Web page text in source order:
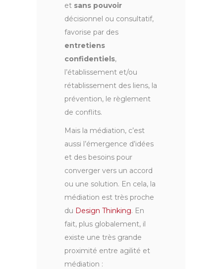
et sans pouvoir
décisionnel ou consultatif,
favorise par des
entretiens
confidentiels,
l’établissement et/ou
rétablissement des liens, la
prévention, le règlement
de conflits.
Mais la médiation, c’est
aussi l’émergence d’idées
et des besoins pour
converger vers un accord
ou une solution. En cela, la
médiation est très proche
du Design Thinking. En
fait, plus globalement, il
existe une très grande
proximité entre agilité et
médiation :